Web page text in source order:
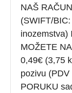
NAŠ RAČUN
(SWIFT/BIC:
inozemstva)
MOŽETE
0,49€ (3,75
pozivu
PORUKU